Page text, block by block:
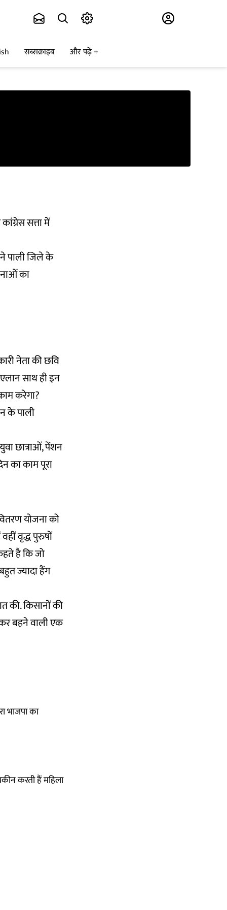
सब्सक्राइब और पढ़ें
सत्ता में
पाली जिले के
का
नेता की छवि
साथ ही इन
करेगा?
के पाली
छात्राओं, पेंशन
का काम पूरा
योजना को
वृद्ध पुरुषों
है कि जो
ज्यादा हैंग
की. किसानों की
बहने वाली एक
भाजपा का
करती हैं महिला